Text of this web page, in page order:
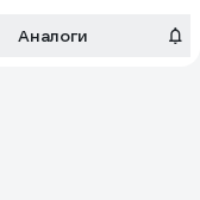
Аналоги